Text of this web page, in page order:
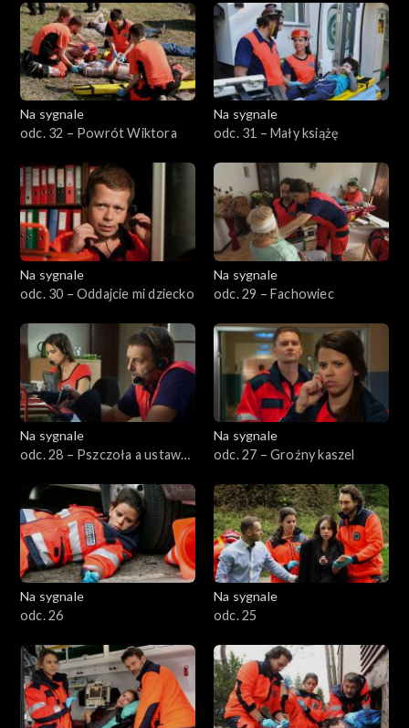
Na sygnale
odc. 32 – Powrót Wiktora
Na sygnale
odc. 31 – Mały książę
Na sygnale
odc. 30 – Oddajcie mi dziecko
Na sygnale
odc. 29 – Fachowiec
Na sygnale
odc. 28 – Pszczoła a ustawa
Na sygnale
odc. 27 – Groźny kaszel
Na sygnale
odc. 26
Na sygnale
odc. 25